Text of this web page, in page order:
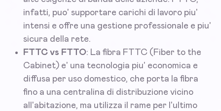
infatti, puo' supportare carichi di lavoro piu'
intensi e offre una gestione professionale e piu'
sicura della rete.
FTTC vs FTTO: La fibra FTTC (Fiber to the
Cabinet) e' una tecnologia piu' economica e
diffusa per uso domestico, che porta la fibra
fino a una centralina di distribuzione vicino
all'abitazione, ma utilizza il rame per l'ultimo